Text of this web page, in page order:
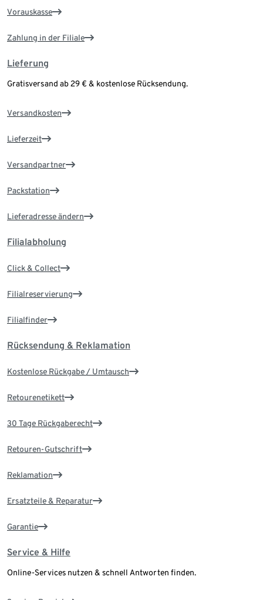
Vorauskasse
Zahlung in der Filiale
Lieferung
Gratisversand ab 29 € & kostenlose Rücksendung.
Versandkosten
Lieferzeit
Versandpartner
Packstation
Lieferadresse ändern
Filialabholung
Click & Collect
Filialreservierung
Filialfinder
Rücksendung & Reklamation
Kostenlose Rückgabe / Umtausch
Retourenetikett
30 Tage Rückgaberecht
Retouren-Gutschrift
Reklamation
Ersatzteile & Reparatur
Garantie
Service & Hilfe
Online-Services nutzen & schnell Antworten finden.